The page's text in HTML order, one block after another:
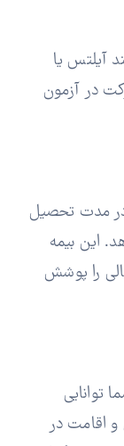
آیلتس یا
در آزمون
مدت تحصیل
این بیمه
را پوشش
توانایی
اقامت در